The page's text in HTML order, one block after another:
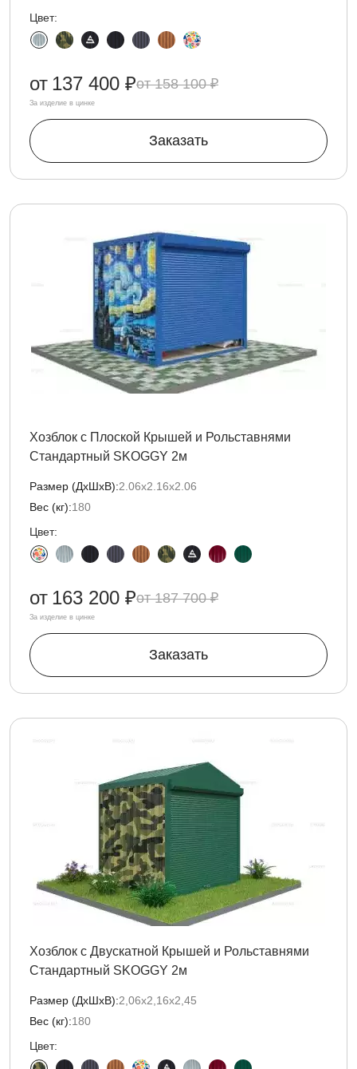
Цвет:
158 100 ₽
от 137 400 ₽
За изделие в цинке
Заказать
Хозблок с Плоской Крышей и Рольставнями
Стандартный SKOGGY 2м
Размер (ДxШxВ):2.06х2.16х2.06
Вес (кг):180
Цвет:
187 700 ₽
от 163 200 ₽
За изделие в цинке
Заказать
Хозблок с Двускатной Крышей и Рольставнями
Стандартный SKOGGY 2м
Размер (ДxШxВ):2,06х2,16х2,45
Вес (кг):180
Цвет: